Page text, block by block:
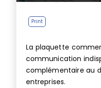
Print
La plaquette
communication
complémentaire au
entreprises.